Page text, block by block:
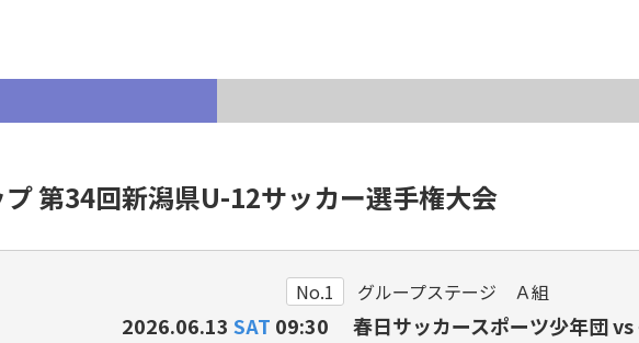
新潟県出身のJリーガー・
プロ選手
第34回新潟県U-12サッカー選手権大会
No.1 グループステージ Ａ組
2026.06.13 SAT 09:30 春日サッカースポーツ少年団 vs